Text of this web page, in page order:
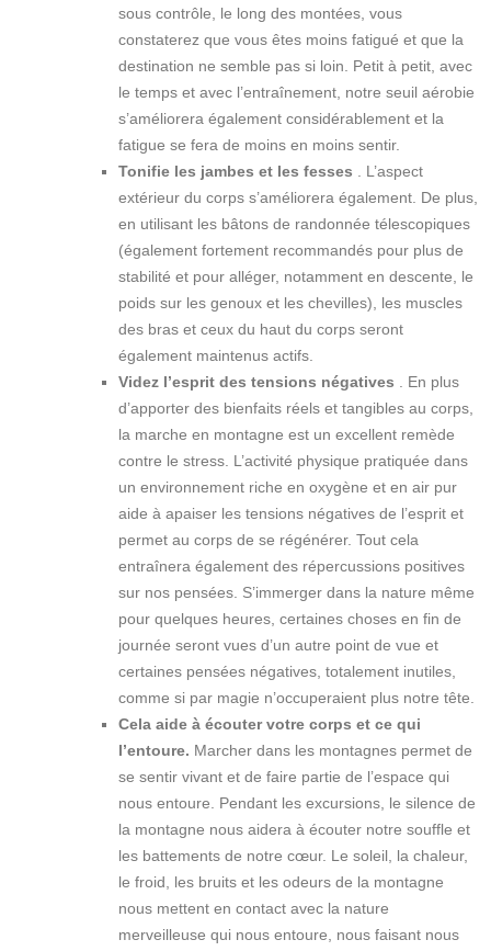
sous contrôle, le long des montées, vous
constaterez que vous êtes moins fatigué et que la
destination ne semble pas si loin. Petit à petit, avec
le temps et avec l’entraînement, notre seuil aérobie
s’améliorera également considérablement et la
fatigue se fera de moins en moins sentir.
Tonifie les jambes et les fesses . L’aspect
extérieur du corps s’améliorera également. De plus,
en utilisant les bâtons de randonnée télescopiques
(également fortement recommandés pour plus de
stabilité et pour alléger, notamment en descente, le
poids sur les genoux et les chevilles), les muscles
des bras et ceux du haut du corps seront
également maintenus actifs.
Videz l’esprit des tensions négatives . En plus
d’apporter des bienfaits réels et tangibles au corps,
la marche en montagne est un excellent remède
contre le stress. L’activité physique pratiquée dans
un environnement riche en oxygène et en air pur
aide à apaiser les tensions négatives de l’esprit et
permet au corps de se régénérer. Tout cela
entraînera également des répercussions positives
sur nos pensées. S’immerger dans la nature même
pour quelques heures, certaines choses en fin de
journée seront vues d’un autre point de vue et
certaines pensées négatives, totalement inutiles,
comme si par magie n’occuperaient plus notre tête.
Cela aide à écouter votre corps et ce qui
l’entoure. Marcher dans les montagnes permet de
se sentir vivant et de faire partie de l’espace qui
nous entoure. Pendant les excursions, le silence de
la montagne nous aidera à écouter notre souffle et
les battements de notre cœur. Le soleil, la chaleur,
le froid, les bruits et les odeurs de la montagne
nous mettent en contact avec la nature
merveilleuse qui nous entoure, nous faisant nous